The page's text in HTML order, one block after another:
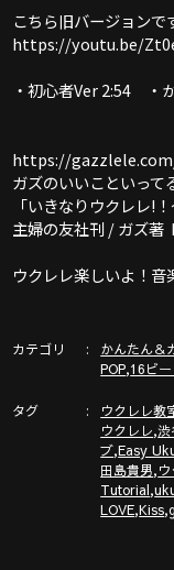
こちら旧バージョン
https://youtu.be/
・初心者Ver 2:54 ・
https://
ガズのいいこといって
「いきなりウクレレ!
主婦の友社刊 / ガズ
ウクレレ楽しいよ！
初心者ウクレレ教室ガ
http://
ガズレレホームページ
カテゴリ かんたん＆
POP,16ビー
タグ ウクレレ教
ウクレレ,渋
ブ,Easy
田島貴男,
Tutorial,
LOVE,Kiss,